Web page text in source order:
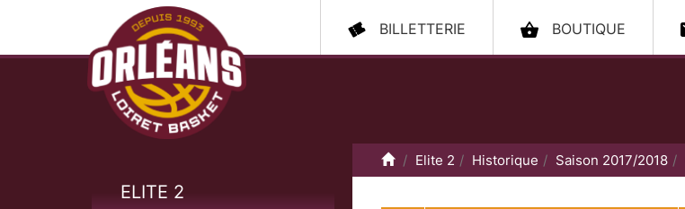
BILLETTERIE BOUTIQUE
ELITE 2
Accueil
Elite 2 Historique Saison 2017/2018